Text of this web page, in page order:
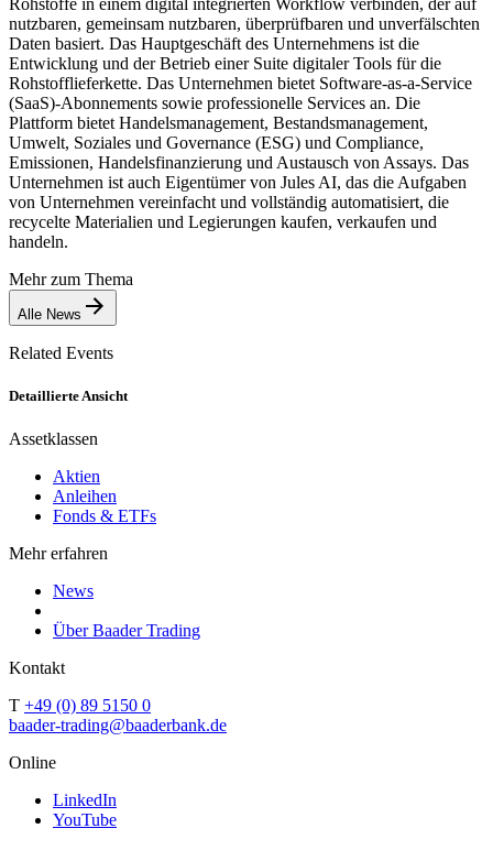
nutzbaren, gemeinsam nutzbaren, überprüfbaren und unverfälschten
Daten basiert. Das Hauptgeschäft des Unternehmens ist die
Entwicklung und der Betrieb einer Suite digitaler Tools für die
Rohstofflieferkette. Das Unternehmen bietet Software-as-a-Service
(SaaS)-Abonnements sowie professionelle Services an. Die
Plattform bietet Handelsmanagement, Bestandsmanagement,
Umwelt, Soziales und Governance (ESG) und Compliance,
Emissionen, Handelsfinanzierung und Austausch von Assays. Das
Unternehmen ist auch Eigentümer von Jules AI, das die Aufgaben
von Unternehmen vereinfacht und vollständig automatisiert, die
recycelte Materialien und Legierungen kaufen, verkaufen und
handeln.
Mehr zum Thema
Alle News
Related Events
Detaillierte Ansicht
Assetklassen
Aktien
Anleihen
Fonds & ETFs
Mehr erfahren
News
Über Baader Trading
Kontakt
T +49 (0) 89 5150 0
baader-trading@baaderbank.de
Online
LinkedIn
YouTube